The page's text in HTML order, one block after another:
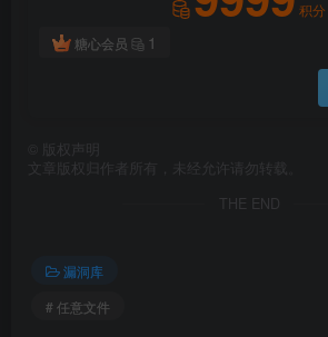
积分
糖心会员
1
版权声明
文章版权归作者所有，未经允许请勿转载。
THE END
漏洞库
# 任意文件